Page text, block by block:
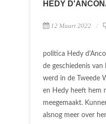
HEDY
12 Maart 2022
politica Hedy
de geschiedenis van
werd in de Tweede
en Hedy heeft hem
meegemaakt.
alsnog meer over